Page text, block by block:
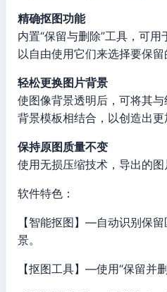
精确抠图功能
内置“保留与删除”工具，可
以自由使用它们来选择要保留
轻松更换图片背景
使图像背景透明后，可将其
背景模板相结合，以创造出更
保持原图质量不变
使用无损压缩技术，导出的图
软件特色：
【智能抠图】—自动识别保
景。
【抠图工具】—使用“保留并